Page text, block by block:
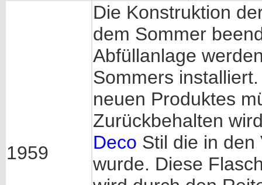
1959
Die Konstruktion
dem Sommer
Abfüllanlage
Sommers
neuen Produktes
Zurückbehalten
Deco Stil die in den
wurde. Diese